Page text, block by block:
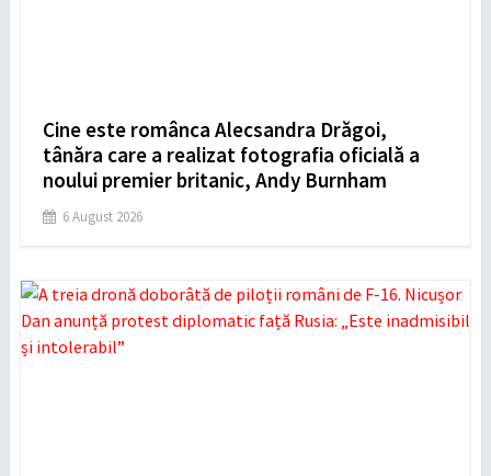
Cine este românca Alecsandra Drăgoi,
tânăra care a realizat fotografia oficială a
noului premier britanic, Andy Burnham
6 August 2026